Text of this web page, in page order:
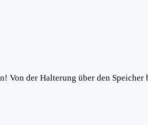
der Halterung über den